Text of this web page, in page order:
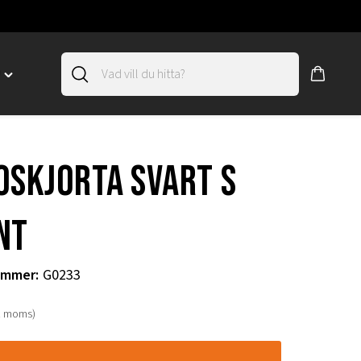
Toggle
svart s
: G0233
moms)